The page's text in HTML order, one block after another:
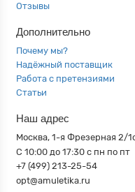
Отзывы
Дополнительно
Почему мы?
Надёжный поставщик
Работа с претензиями
Статьи
Наш адрес
Москва, 1-я Фрезерная 2/
С 10:00 до 17:30 с пн по пт
+7 (499) 213-25-54
opt@amuletika.ru